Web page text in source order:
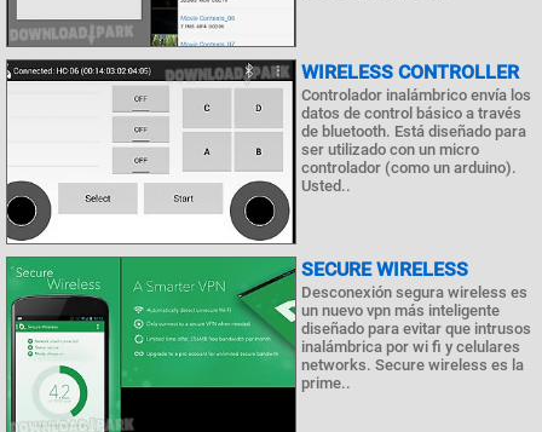
WIRELESS CONTROLLER
Controlador inalámbrico envía los
datos de control básico a través
de bluetooth. Está diseñado para
ser utilizado con un micro
controlador (como un arduino).
Usted..
SECURE WIRELESS
Desconexión segura wireless es
un nuevo vpn más inteligente
diseñado para evitar que intrusos
inalámbrica por wi fi y celulares
networks. Secure wireless es la
prime..